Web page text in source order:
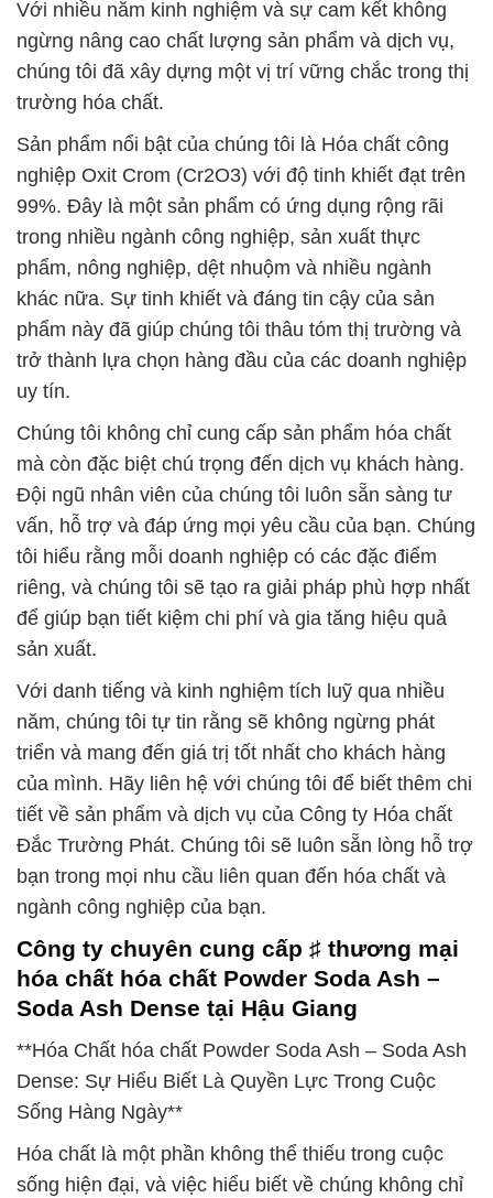
Với nhiều năm kinh nghiệm và sự cam kết không
ngừng nâng cao chất lượng sản phẩm và dịch vụ,
chúng tôi đã xây dựng một vị trí vững chắc trong thị
trường hóa chất.
Sản phẩm nổi bật của chúng tôi là Hóa chất công
nghiệp Oxit Crom (Cr2O3) với độ tinh khiết đạt trên
99%. Đây là một sản phẩm có ứng dụng rộng rãi
trong nhiều ngành công nghiệp, sản xuất thực
phẩm, nông nghiệp, dệt nhuộm và nhiều ngành
khác nữa. Sự tinh khiết và đáng tin cậy của sản
phẩm này đã giúp chúng tôi thâu tóm thị trường và
trở thành lựa chọn hàng đầu của các doanh nghiệp
uy tín.
Chúng tôi không chỉ cung cấp sản phẩm hóa chất
mà còn đặc biệt chú trọng đến dịch vụ khách hàng.
Đội ngũ nhân viên của chúng tôi luôn sẵn sàng tư
vấn, hỗ trợ và đáp ứng mọi yêu cầu của bạn. Chúng
tôi hiểu rằng mỗi doanh nghiệp có các đặc điểm
riêng, và chúng tôi sẽ tạo ra giải pháp phù hợp nhất
để giúp bạn tiết kiệm chi phí và gia tăng hiệu quả
sản xuất.
Với danh tiếng và kinh nghiệm tích luỹ qua nhiều
năm, chúng tôi tự tin rằng sẽ không ngừng phát
triển và mang đến giá trị tốt nhất cho khách hàng
của mình. Hãy liên hệ với chúng tôi để biết thêm chi
tiết về sản phẩm và dịch vụ của Công ty Hóa chất
Đắc Trường Phát. Chúng tôi sẽ luôn sẵn lòng hỗ trợ
bạn trong mọi nhu cầu liên quan đến hóa chất và
ngành công nghiệp của bạn.
Công ty chuyên cung cấp ♯ thương mại
hóa chất hóa chất Powder Soda Ash –
Soda Ash Dense tại Hậu Giang
**Hóa Chất hóa chất Powder Soda Ash – Soda Ash
Dense: Sự Hiểu Biết Là Quyền Lực Trong Cuộc
Sống Hàng Ngày**
Hóa chất là một phần không thể thiếu trong cuộc
sống hiện đại, và việc hiểu biết về chúng không chỉ